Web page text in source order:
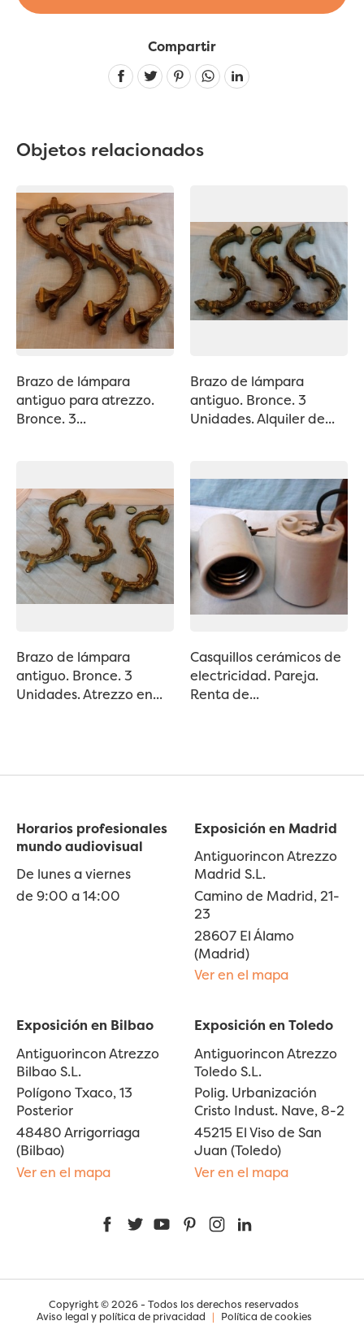
Compartir
Linkedin
Objetos relacionados
Brazo de lámpara
antiguo para atrezzo.
Bronce. 3...
Brazo de lámpara
antiguo. Bronce. 3
Unidades. Alquiler de...
Brazo de lámpara
antiguo. Bronce. 3
Unidades. Atrezzo en...
Casquillos cerámicos de
electricidad. Pareja.
Renta de...
Horarios profesionales
mundo audiovisual
De lunes a viernes
de 9:00 a 14:00
Exposición en Madrid
Antiguorincon Atrezzo
Madrid S.L.
Camino de Madrid, 21-
23
28607 El Álamo
(Madrid)
Ver en el mapa
Exposición en Bilbao
Antiguorincon Atrezzo
Bilbao S.L.
Polígono Txaco, 13
Posterior
48480 Arrigorriaga
(Bilbao)
Ver en el mapa
Exposición en Toledo
Antiguorincon Atrezzo
Toledo S.L.
Polig. Urbanización
Cristo Indust. Nave, 8-2
45215 El Viso de San
Juan (Toledo)
Ver en el mapa
FacebookTwitterYouTubePinterestInstagram
Copyright © 2026 - Todos los derechos reservados
Aviso legal y política de privacidad | Política de cookies